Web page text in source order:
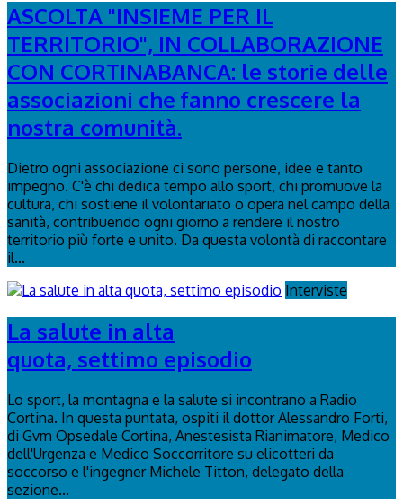
ASCOLTA "INSIEME PER IL
TERRITORIO", IN COLLABORAZIONE
CON CORTINABANCA: le storie delle
associazioni che fanno crescere la
nostra comunità.
Dietro ogni associazione ci sono persone, idee e tanto
impegno. C'è chi dedica tempo allo sport, chi promuove la
cultura, chi sostiene il volontariato o opera nel campo della
sanità, contribuendo ogni giorno a rendere il nostro
territorio più forte e unito. Da questa volontà di raccontare
il...
Interviste
La salute in alta
quota, settimo episodio
Lo sport, la montagna e la salute si incontrano a Radio
Cortina. In questa puntata, ospiti il dottor Alessandro Forti,
di Gvm Opsedale Cortina, Anestesista Rianimatore, Medico
dell'Urgenza e Medico Soccorritore su elicotteri da
soccorso e l'ingegner Michele Titton, delegato della
sezione...